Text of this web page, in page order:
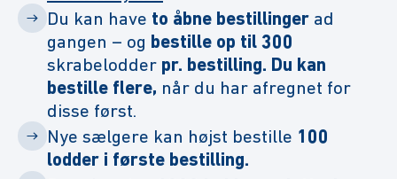
Du kan have to åbne bestillinger ad
gangen – og bestille op til 300
skrabelodder pr. bestilling. Du kan
bestille flere, når du har afregnet for
disse først.
Nye sælgere kan højst bestille 100
lodder i første bestilling.